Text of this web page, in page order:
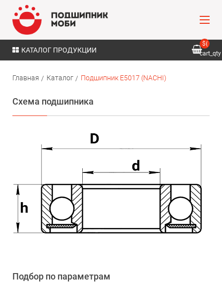
КАТАЛОГ ПРОДУКЦИИ
${
cart_qty
Главная Каталог Подшипник E5017 (NACHI)
Схема подшипника
Подбор по параметрам